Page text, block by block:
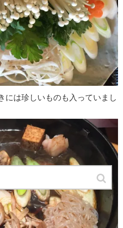
には珍しいものも入っていまし